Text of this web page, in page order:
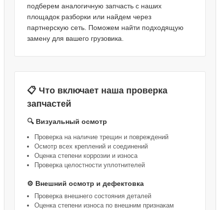
подберем аналогичную запчасть с наших
площадок разборки или найдем через
партнерскую сеть. Поможем найти подходящую
замену для вашего грузовика.
📋 Что включает наша проверка
запчастей
🔍 Визуальный осмотр
Проверка на наличие трещин и повреждений
Осмотр всех креплений и соединений
Оценка степени коррозии и износа
Проверка целостности уплотнителей
⚙️ Внешний осмотр и дефектовка
Проверка внешнего состояния деталей
Оценка степени износа по внешним признакам